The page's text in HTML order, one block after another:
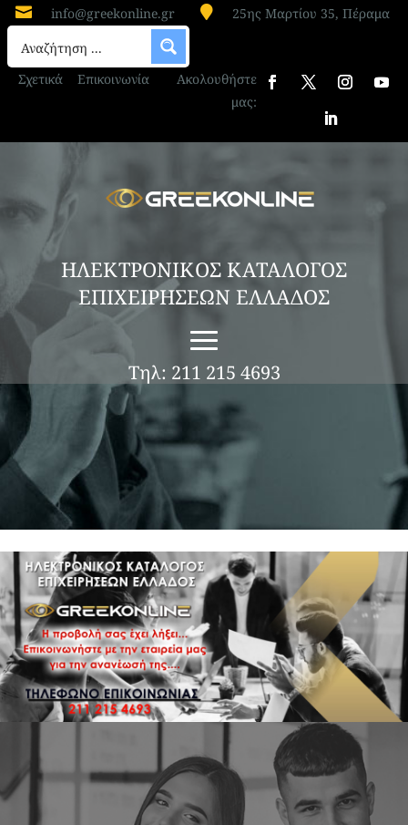
 info@greekonline.gr  25ης Μαρτίου 35, Πέραμα
Σχετικά Επικοινωνία
Ακολουθήστε
μας:
ΗΛΕΚΤΡΟΝΙΚΟΣ ΚΑΤΑΛΟΓΟΣ
ΕΠΙΧΕΙΡΗΣΕΩΝ ΕΛΛΑΔΟΣ
Τηλ: 211 215 4693